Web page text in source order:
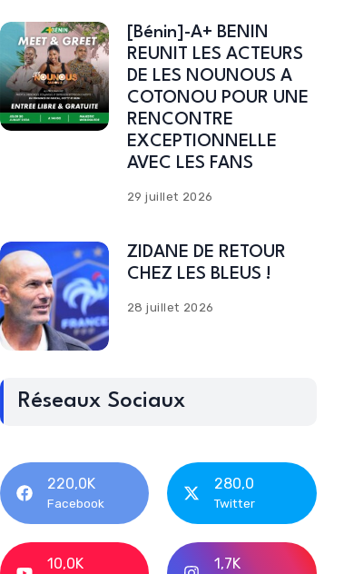
[Bénin]-A+ BENIN
REUNIT LES ACTEURS
DE LES NOUNOUS A
COTONOU POUR UNE
RENCONTRE
EXCEPTIONNELLE
AVEC LES FANS
29 juillet 2026
ZIDANE DE RETOUR
CHEZ LES BLEUS !
28 juillet 2026
Réseaux Sociaux
220,0K
Facebook
280,0
Twitter
10,0K 1,7K